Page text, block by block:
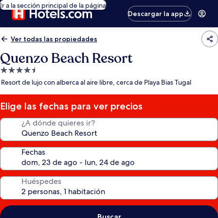
Ir a la sección principal de la página
Descargar la app
Ver todas las propiedades
Quenzo Beach Resort
Propiedad
de
estrellas
Resort de lujo con alberca al aire libre, cerca de Playa Bias Tugal
Elige las fechas para ver precios
¿A dónde quieres ir?
Fechas
Huéspedes